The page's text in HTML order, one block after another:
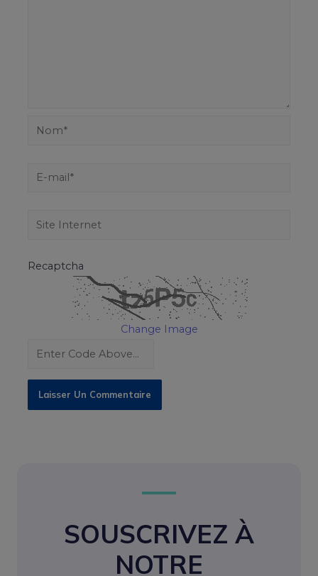
Recaptcha
Change Image
SOUSCRIVEZ À
NOTRE